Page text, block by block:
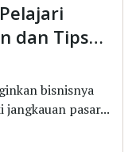
dan Tips
bisnisnya
pasar...